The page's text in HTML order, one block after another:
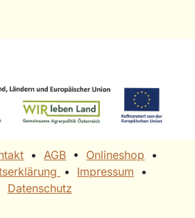
• AGB • ​ Onlineshop • ​
• ​​ Impressum • ​
Datenschutz